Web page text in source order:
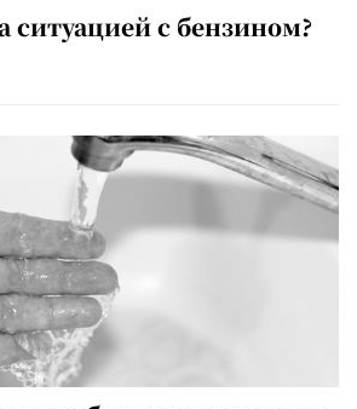
ситуацией с бензином?